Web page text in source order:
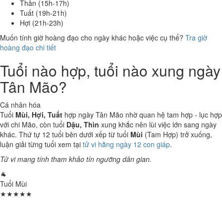
Thân (15h-17h)
Tuất (19h-21h)
Hợi (21h-23h)
Muốn tính giờ hoàng đạo cho ngày khác hoặc việc cụ thể? Tra giờ
hoàng đạo chi tiết
Tuổi nào hợp, tuổi nào xung ngày
Tân Mão?
Cá nhân hóa
Tuổi Mùi, Hợi, Tuất hợp ngày Tân Mão nhờ quan hệ tam hợp - lục hợp
với chi Mão, còn tuổi Dậu, Thìn xung khắc nên lùi việc lớn sang ngày
khác. Thứ tự 12 tuổi bên dưới xếp từ tuổi Mùi (Tam Hợp) trở xuống,
luận giải từng tuổi xem tại tử vi hằng ngày 12 con giáp.
Tử vi mang tính tham khảo tín ngưỡng dân gian.
🐐
Tuổi Mùi
★★★★★